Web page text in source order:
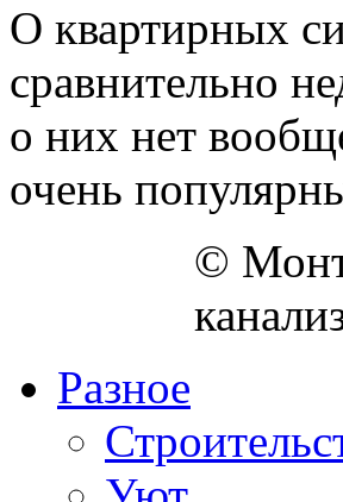
О квартирных
сравнительно
о них нет
очень
©
Разное